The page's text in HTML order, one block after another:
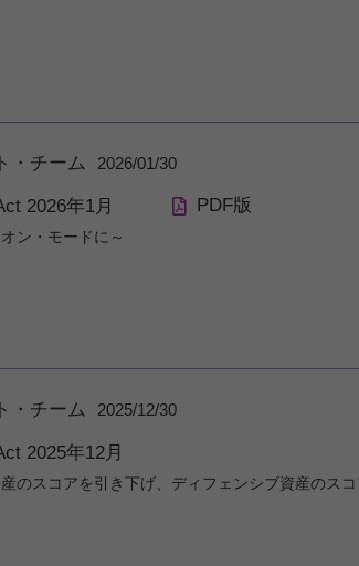
・チーム 2026/01/30
2026年1月
ン・モードに～
PDF版
・チーム 2025/12/30
2025年12月
のスコアを引き下げ、ディフェンシブ資産のス